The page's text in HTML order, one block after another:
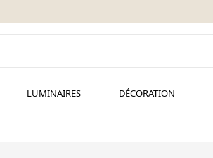
LUMINAIRES DÉCORATION